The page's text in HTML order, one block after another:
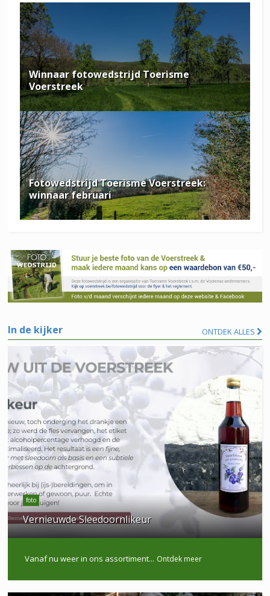
Winnaar fotowedstrijd Toerisme
Voerstreek
Fotowedstrijd Toerisme Voerstreek:
winnaar februari
In de kijker ONTDEK ALLES
foto
Vernieuwde Sleedoornlikeur
Vanaf nu weer in ons assortiment... Ontdek meer